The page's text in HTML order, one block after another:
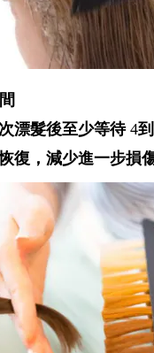
漂髮後至少等待4到
復，減少進一步損